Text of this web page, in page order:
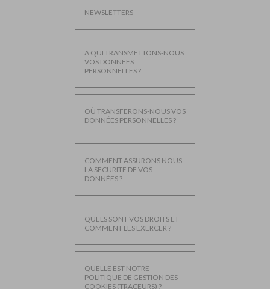
NEWSLETTERS
A QUI TRANSMETTONS-NOUS
VOS DONNEES
PERSONNELLES ?
OÙ TRANSFERONS-NOUS VOS
DONNÉES PERSONNELLES ?
COMMENT ASSURONS NOUS
LA SECURITE DE VOS
DONNÉES ?
QUELS SONT VOS DROITS ET
COMMENT LES EXERCER ?
QUELLE EST NOTRE
POLITIQUE DE GESTION DES
COOKIES (TRACEURS) ?